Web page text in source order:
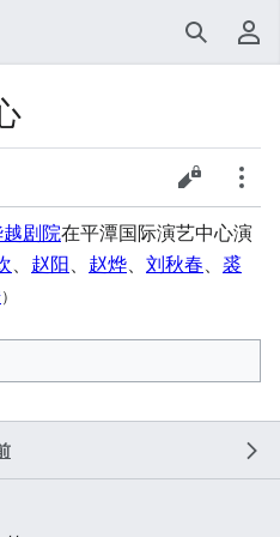
搜索 用
查看源代
更多
剧院在平潭国际演艺中心演
、 赵阳、 赵烨、 刘秋春、 裘
）